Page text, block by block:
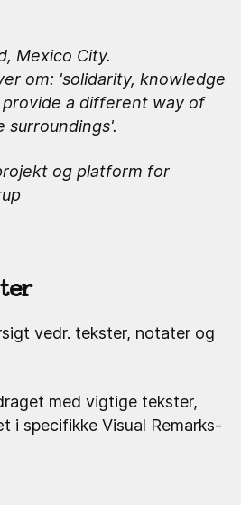
Mexico City.
om: 'solidarity, knowledge
provide a different way of
surroundings'.
og platform for
vedr. tekster, notater og
med vigtige tekster,
i specifikke Visual Remarks-